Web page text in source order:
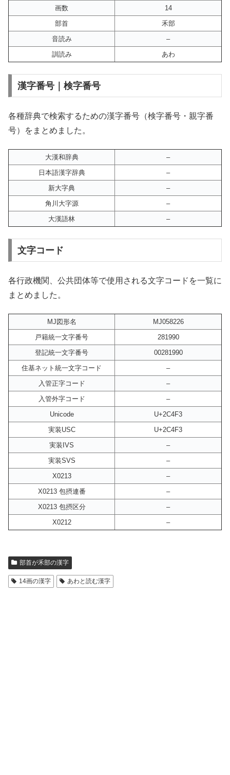
画数
14
部首
禾部
音読み
–
訓読み
あわ
漢字番号｜検字番号
各種辞典で検索するための漢字番号（検字番号・親字番
号）をまとめました。
大漢和辞典
–
日本語漢字辞典
–
新大字典
–
角川大字源
–
大漢語林
–
文字コード
各行政機関、公共団体等で使用される文字コードを一覧に
まとめました。
MJ図形名
MJ058226
戸籍統一文字番号
281990
登記統一文字番号
00281990
住基ネット統一文字コード
–
入管正字コード
–
入管外字コード
–
Unicode
U+2C4F3
実装USC
U+2C4F3
実装IVS
–
実装SVS
–
X0213
–
X0213 包摂連番
–
X0213 包摂区分
–
X0212
–
部首が禾部の漢字
14画の漢字 あわと読む漢字